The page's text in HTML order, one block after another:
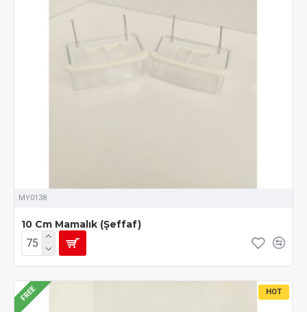
MY0138
10 Cm Mamalık (Şeffaf)
HOT
FREE